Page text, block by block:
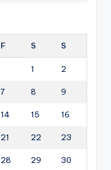
F S S
1 2
7 8 9
14 15 16
21 22 23
28 29 30